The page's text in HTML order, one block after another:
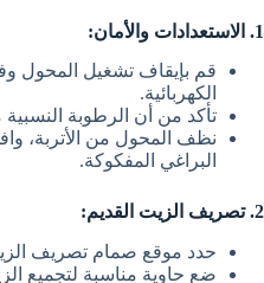
1. الاستعدادات والأمان:
قم بإيقاف تشغيل المحول
الكهربائية.
تأكد من أن الرطوبة النسبية منخفضة
نظف المحول من الأتربة،
البراغي المفكوكة.
2. تصريف الزيت القديم:
حدد موقع صمام تصريف
ضع حاوية مناسبة لتجميع